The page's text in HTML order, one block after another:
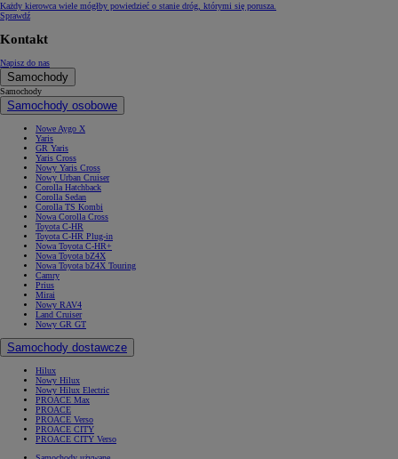
Każdy kierowca wiele mógłby powiedzieć o stanie dróg, którymi się porusza.
Sprawdź
Kontakt
Napisz do nas
Samochody
Samochody
Samochody osobowe
Nowe Aygo X
Yaris
GR Yaris
Yaris Cross
Nowy Yaris Cross
Nowy Urban Cruiser
Corolla Hatchback
Corolla Sedan
Corolla TS Kombi
Nowa Corolla Cross
Toyota C-HR
Toyota C-HR Plug-in
Nowa Toyota C-HR+
Nowa Toyota bZ4X
Nowa Toyota bZ4X Touring
Camry
Prius
Mirai
Nowy RAV4
Land Cruiser
Nowy GR GT
Samochody dostawcze
Hilux
Nowy Hilux
Nowy Hilux Electric
PROACE Max
PROACE
PROACE Verso
PROACE CITY
PROACE CITY Verso